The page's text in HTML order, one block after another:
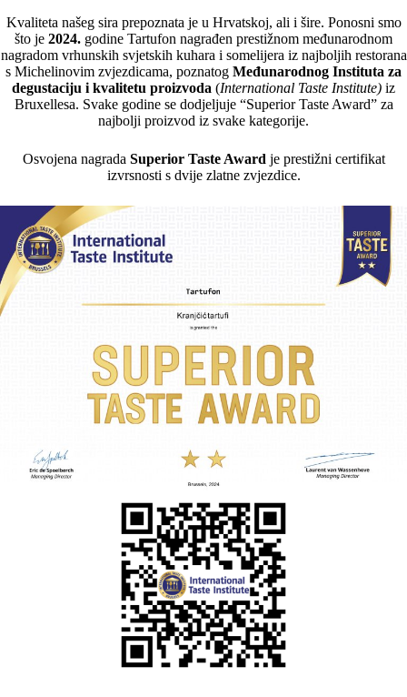
Kvaliteta našeg sira prepoznata je u Hrvatskoj, ali i šire. Ponosni smo
što je 2024. godine Tartufon nagrađen prestižnom međunarodnom
nagradom vrhunskih svjetskih kuhara i somelijera iz najboljih restorana
s Michelinovim zvjezdicama, poznatog Međunarodnog Instituta za
degustaciju i kvalitetu proizvoda (International Taste Institute) iz
Bruxellesa. Svake godine se dodjeljuje “Superior Taste Award” za
najbolji proizvod iz svake kategorije.
Osvojena nagrada Superior Taste Awardje prestižni certifikat
izvrsnosti s dvije zlatne zvjezdice.